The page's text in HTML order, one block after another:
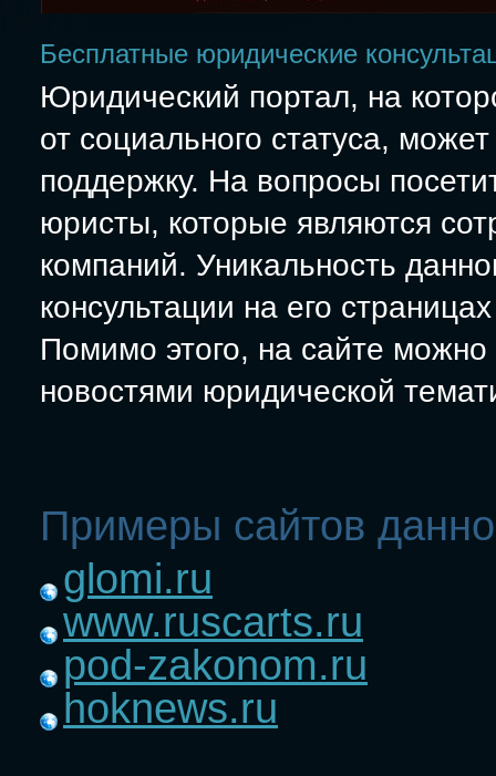
Бесплатные юридические
Юридический портал, на
от социального статуса,
поддержку. На вопросы
юристы, которые являются
компаний. Уникальность
консультации на его
Помимо этого, на сайте
новостями юридической
Примеры сайтов
glomi.ru
www.ruscarts.ru
pod-zakonom.ru
hoknews.ru